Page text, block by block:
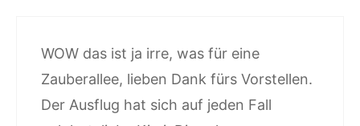
WOW das ist ja irre, was für eine
Zauberallee, lieben Dank fürs Vorstellen.
Der Ausflug hat sich auf jeden Fall